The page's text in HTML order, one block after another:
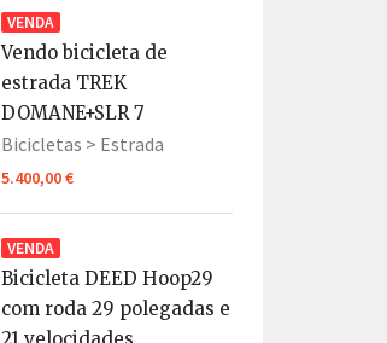
VENDA
Vendo bicicleta de
estrada TREK
DOMANE+SLR 7
Bicicletas > Estrada
5.400,00 €
VENDA
Bicicleta DEED Hoop29
com roda 29 polegadas e